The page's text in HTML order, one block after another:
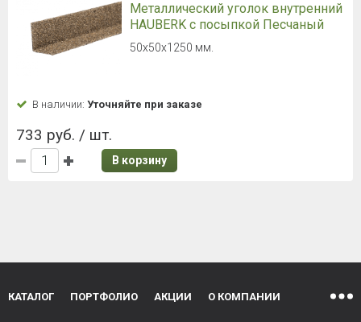
Металлический уголок внутренний
HAUBERK с посыпкой Песчаный
50х50х1250 мм.
В наличии: Уточняйте при заказе
733 руб. / шт.
В корзину
КАТАЛОГ ПОРТФОЛИО АКЦИИ О КОМПАНИИ